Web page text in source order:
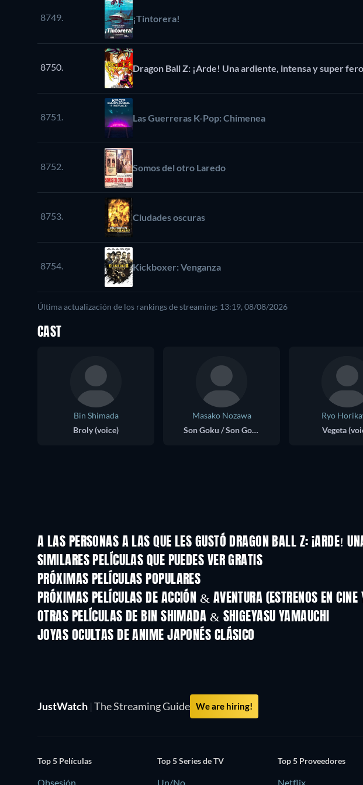
8749. ¡Tintorera!
8750. Dragon Ball Z: ¡Arde! Una ardiente, intensa y super
8751. Las Guerreras K-Pop: Chimenea
8752. Somos del otro Laredo
8753. Ciudades oscuras
8754. Kickboxer: Venganza
Última actualización de los rankings de streaming: 13:19, 08/08/2026
CAST
Bin Shimada
Broly (voice)
Masako Nozawa
Son Goku / Son Gohan (voice)
Ryo
Vegeta
A LAS PERSONAS A LAS QUE LES GUSTÓ DRAGON BALL Z: ¡ARDE!
SIMILARES PELÍCULAS QUE PUEDES VER GRATIS
PRÓXIMAS PELÍCULAS POPULARES
PRÓXIMAS PELÍCULAS DE ACCIÓN & AVENTURA (ESTRENOS EN CINE
OTRAS PELÍCULAS DE BIN SHIMADA & SHIGEYASU YAMAUCHI
JOYAS OCULTAS DE ANIME JAPONÉS CLÁSICO
JustWatch | The Streaming Guide We are hiring!
Top 5 Películas
Obsesión
Top 5 Series de TV
Un/No
Top 5 Proveedores
Netflix